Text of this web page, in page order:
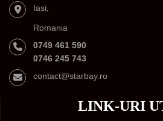
Iasi,
Romania
0749 461 590
0746 245 743
contact@starbay.ro
LINK-URI